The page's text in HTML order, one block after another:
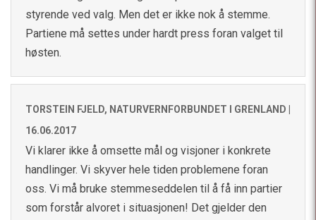
styrende ved valg. Men det er ikke nok å stemme.
Partiene må settes under hardt press foran valget til
høsten.
TORSTEIN FJELD, NATURVERNFORBUNDET I GRENLAND |
16.06.2017
Vi klarer ikke å omsette mål og visjoner i konkrete
handlinger. Vi skyver hele tiden problemene foran
oss. Vi må bruke stemmeseddelen til å få inn partier
som forstår alvoret i situasjonen! Det gjelder den